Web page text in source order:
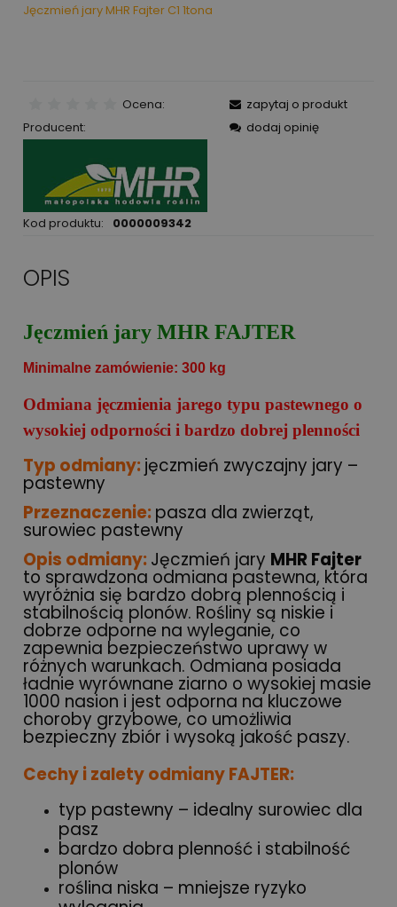
Jęczmień jary MHR Fajter C1 1tona
Ocena:
Producent:
Kod produktu: 0000009342
zapytaj o produkt
dodaj opinię
OPIS
Jęczmień jary MHR FAJTER
Minimalne zamówienie: 300 kg
Odmiana jęczmienia jarego typu pastewnego o
wysokiej odporności i bardzo dobrej plenności
Typ odmiany:jęczmień zwyczajny jary –
pastewny
Przeznaczenie:pasza dla zwierząt,
surowiec pastewny
Opis odmiany:Jęczmień jary MHR Fajter
to sprawdzona odmiana pastewna, która
wyróżnia się bardzo dobrą plennością i
stabilnością plonów. Rośliny są niskie i
dobrze odporne na wyleganie, co
zapewnia bezpieczeństwo uprawy w
różnych warunkach. Odmiana posiada
ładnie wyrównane ziarno o wysokiej masie
1000 nasion i jest odporna na kluczowe
choroby grzybowe, co umożliwia
bezpieczny zbiór i wysoką jakość paszy.
Cechy i zalety odmiany FAJTER:
typ pastewny – idealny surowiec dla
pasz
bardzo dobra plenność i stabilność
plonów
roślina niska – mniejsze ryzyko